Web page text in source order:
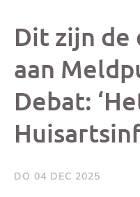
Dit zijn de
aan
Debat:
DO 04 DEC 2025